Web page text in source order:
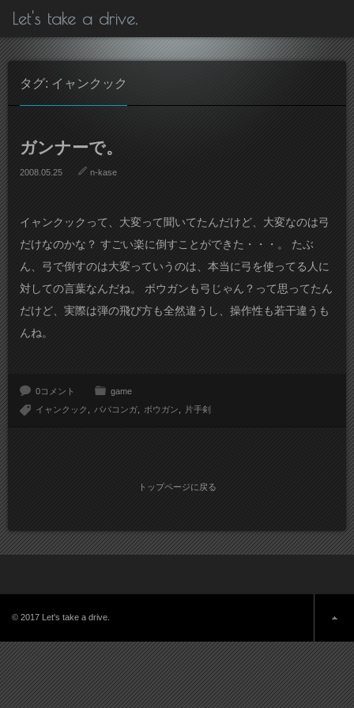
Let's take a drive.
タグ: イャンクック
ガンナーで。
2008.05.25 n-kase
イャンクックって、大変って聞いてたんだけど、大変なのは弓
だけなのかな？ すごい楽に倒すことができた・・・。 たぶ
ん、弓で倒すのは大変っていうのは、本当に弓を使ってる人に
対しての言葉なんだね。 ボウガンも弓じゃん？って思ってたん
だけど、実際は弾の飛び方も全然違うし、操作性も若干違うも
んね。
0コメント
game
イャンクック
ババコンガ ボウガン 片手剣
トップページに戻る
© 2017 Let's take a drive.